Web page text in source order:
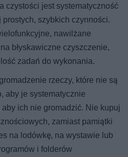
czystości jest systematyczność
szybkich czynności.
nawilżane
błyskawiczne czyszczenie,
zadań do wykonania.
rzeczy, które nie są
aby je systematycznie
ich nie gromadzić. Nie kupuj
zamiast pamiątki
na lodówkę, na wystawie lub
i folderów